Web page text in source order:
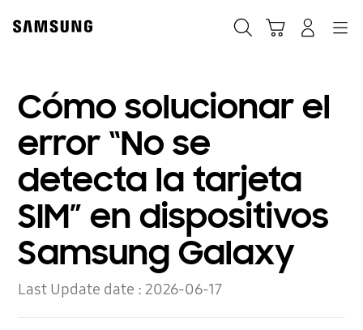
content
Cómo solucionar el
error “No se
detecta la tarjeta
SIM” en dispositivos
Samsung Galaxy
Last Update date :2026-06-17